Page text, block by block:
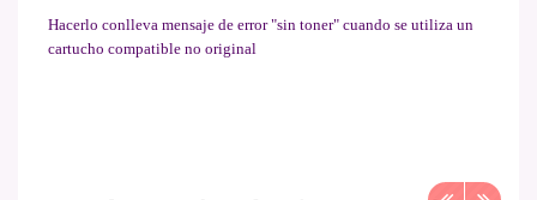
Hacerlo conlleva mensaje de error "sin toner" cuando se utiliza un
cartucho compatible no original